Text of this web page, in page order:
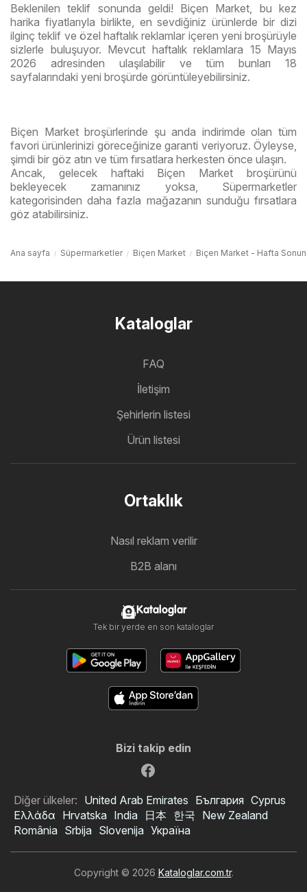
Beklenilen teklif sonunda geldi! Biçen Market, bu kez
harika fiyatlarıyla birlikte, en sevdiğiniz ürünlerde bir dizi
ilginç teklif ve özel haftalık reklamlar içeren yeni broşürüyle
sizlerle buluşuyor. Mevcut haftalık reklamlara 15 Mayıs
2026 adresinden ulaşılabilir ve tüm bunları 18
sayfalarındaki yeni broşürde görüntüleyebilirsiniz.
Biçen Market broşürlerinde şu anda indirimde olan tüm
favori ürünlerinizi göreceğinize garanti veriyoruz. Öyleyse,
şimdi bir göz atın ve tüm fırsatlara herkesten önce ulaşın.
Ancak, gelecek haftaki Biçen Market broşürünü
bekleyecek zamanınız yoksa, Süpermarketler
kategorisinden daha fazla mağazanın sunduğu fırsatlara
göz atabilirsiniz.
Ana sayfa Süpermarketler Biçen Market Biçen Market - Hafta
Kataloglar
FAQ
İletişim
Şehirlerin listesi
Ürün listesi
Ortaklık
Nasıl reklam verilir
B2B alanı
Kataloglar
Tek bir yerde en son kataloglar
Bizi takip edin
Diğer ülkeler: United Arab Emirates България Cyprus
Ελλάδα Hrvatska India 日本 한국 New Zealand
România Srbija Slovenija Україна
Copyright © 2026 Kataloglar.com.tr.